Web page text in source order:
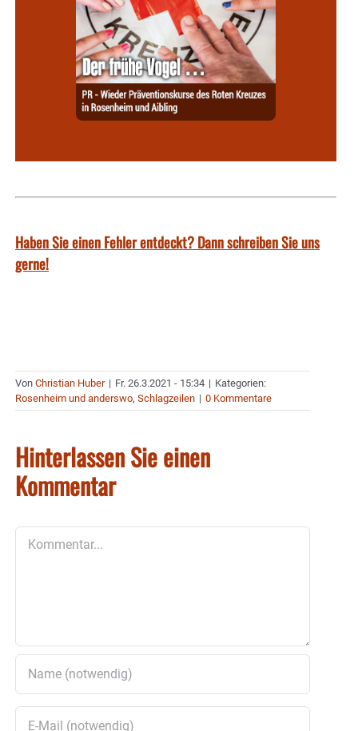
Haben Sie einen Fehler entdeckt? Dann schreiben Sie uns
gerne!
Von Christian Huber | Fr. 26.3.2021 - 15:34 | Kategorien:
Rosenheim und anderswo, Schlagzeilen | 0 Kommentare
Hinterlassen Sie einen
Kommentar